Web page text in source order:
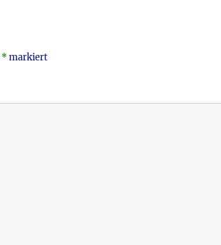
*markiert